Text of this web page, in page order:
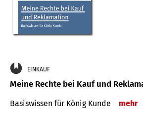
EINKAUF
Meine Rechte bei Kauf und
Basiswissen für König Kunde mehr